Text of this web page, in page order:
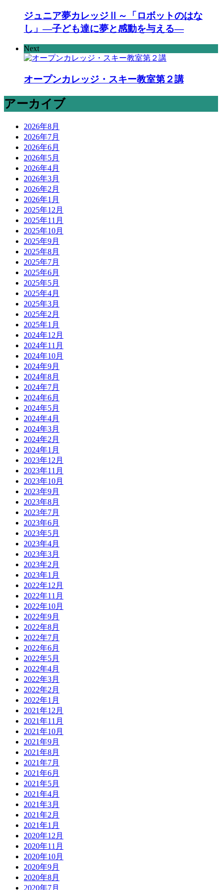
ジュニア夢カレッジⅡ～「ロボットのはな
し」―子ども達に夢と感動を与える―
Next
オープンカレッジ・スキー教室第２講
アーカイブ
2026年8月
2026年7月
2026年6月
2026年5月
2026年4月
2026年3月
2026年2月
2026年1月
2025年12月
2025年11月
2025年10月
2025年9月
2025年8月
2025年7月
2025年6月
2025年5月
2025年4月
2025年3月
2025年2月
2025年1月
2024年12月
2024年11月
2024年10月
2024年9月
2024年8月
2024年7月
2024年6月
2024年5月
2024年4月
2024年3月
2024年2月
2024年1月
2023年12月
2023年11月
2023年10月
2023年9月
2023年8月
2023年7月
2023年6月
2023年5月
2023年4月
2023年3月
2023年2月
2023年1月
2022年12月
2022年11月
2022年10月
2022年9月
2022年8月
2022年7月
2022年6月
2022年5月
2022年4月
2022年3月
2022年2月
2022年1月
2021年12月
2021年11月
2021年10月
2021年9月
2021年8月
2021年7月
2021年6月
2021年5月
2021年4月
2021年3月
2021年2月
2021年1月
2020年12月
2020年11月
2020年10月
2020年9月
2020年8月
2020年7月